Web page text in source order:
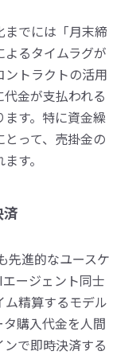
でには「月末締
るタイムラグが
トラクトの活用
金が支払われる
ます。特に資金繰
って、売掛金の
す。
先進的なユースケ
ージェント同士
精算するモデル
購入代金を人間
で即時決済する